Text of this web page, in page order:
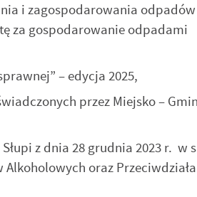
i zagospodarowania odpadów
za gospodarowanie odpadami
– edycja 2025,
przez Miejsko –
z dnia 28 grudnia 2023 r. w
oraz